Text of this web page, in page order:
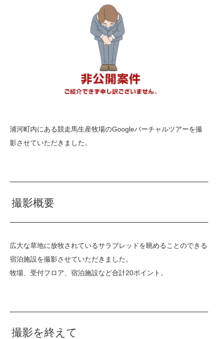
浦河町内にある競走馬生産牧場のGoogleバーチャルツアーを撮
影させていただきました。
撮影概要
広大な草地に放牧されているサラブレッドを眺めることのできる
宿泊施設を撮影させていただきました。
牧場、受付フロア、宿泊施設など合計20ポイント。
撮影を終えて